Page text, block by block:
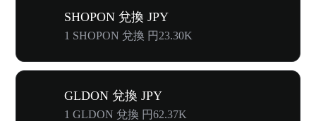
SHOPON 兌換 JPY
1 SHOPON 兌換 円23.30K
GLDON 兌換 JPY
1 GLDON 兌換 円62.37K